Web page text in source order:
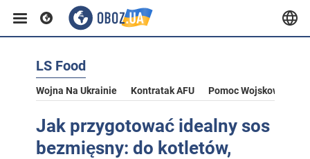
LS Food
Wojna Na Ukrainie Kontratak AFU Pomoc Wojskowa Dla
Jak przygotować idealny sos
bezmięsny: do kotletów,